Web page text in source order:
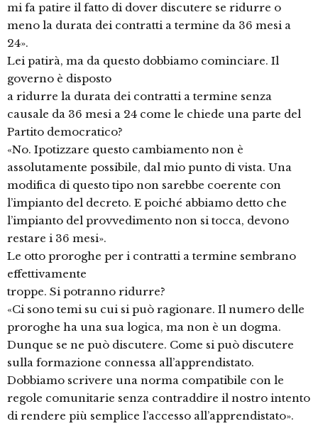
mi fa patire il fatto di dover discutere se ridurre o
meno la durata dei contratti a termine da 36 mesi a
24».
Lei patirà, ma da questo dobbiamo cominciare. Il
governo è disposto
a ridurre la durata dei contratti a termine senza
causale da 36 mesi a 24 come le chiede una parte del
Partito democratico?
«No. Ipotizzare questo cambiamento non è
assolutamente possibile, dal mio punto di vista. Una
modifica di questo tipo non sarebbe coerente con
l’impianto del decreto. E poiché abbiamo detto che
l’impianto del provvedimento non si tocca, devono
restare i 36 mesi».
Le otto proroghe per i contratti a termine sembrano
effettivamente
troppe. Si potranno ridurre?
«Ci sono temi su cui si può ragionare. Il numero delle
proroghe ha una sua logica, ma non è un dogma.
Dunque se ne può discutere. Come si può discutere
sulla formazione connessa all’apprendistato.
Dobbiamo scrivere una norma compatibile con le
regole comunitarie senza contraddire il nostro intento
di rendere più semplice l’accesso all’apprendistato».